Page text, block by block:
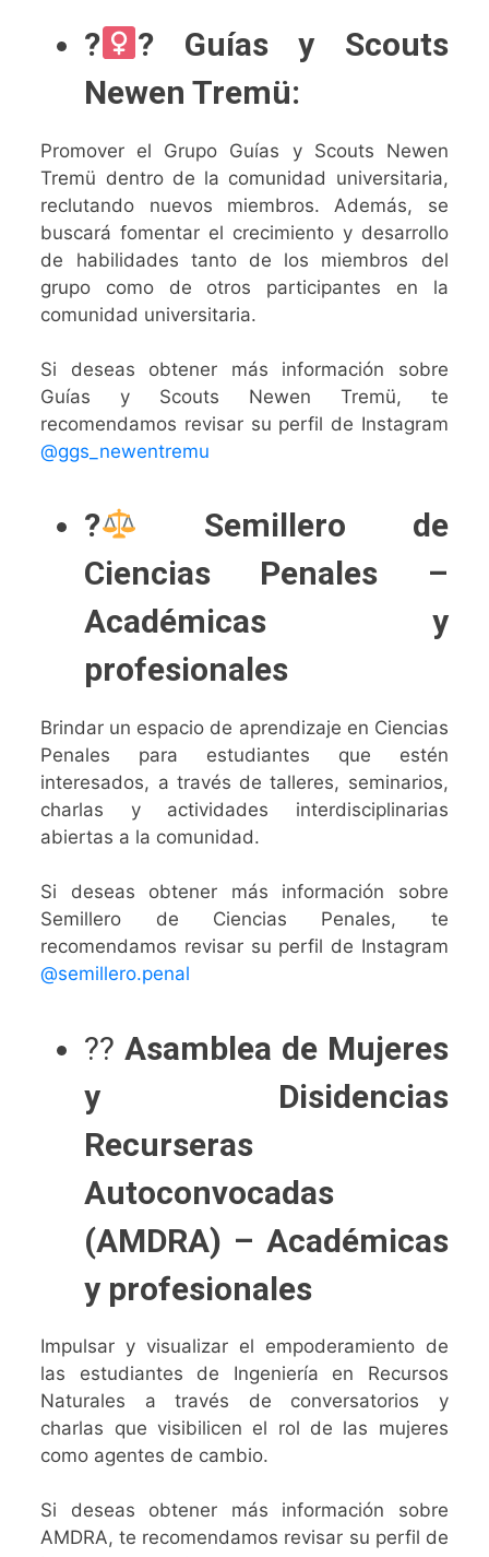
?‍
? Guías y Scouts
Newen Tremü:
Promover el Grupo Guías y Scouts Newen
Tremü dentro de la comunidad universitaria,
reclutando nuevos miembros. Además, se
buscará fomentar el crecimiento y desarrollo
de habilidades tanto de los miembros del
grupo como de otros participantes en la
comunidad universitaria.
Si deseas obtener más información sobre
Guías y Scouts Newen Tremü, te
recomendamos revisar su perfil de Instagram
@ggs_newentremu
?‍
Semillero de
Ciencias Penales –
Académicas y
profesionales
Brindar un espacio de aprendizaje en Ciencias
Penales para estudiantes que estén
interesados, a través de talleres, seminarios,
charlas y actividades interdisciplinarias
abiertas a la comunidad.
Si deseas obtener más información sobre
Semillero de Ciencias Penales, te
recomendamos revisar su perfil de Instagram
@semillero.penal
?? Asamblea de Mujeres
y Disidencias
Recurseras
Autoconvocadas
(AMDRA) – Académicas
y profesionales
Impulsar y visualizar el empoderamiento de
las estudiantes de Ingeniería en Recursos
Naturales a través de conversatorios y
charlas que visibilicen el rol de las mujeres
como agentes de cambio.
Si deseas obtener más información sobre
AMDRA, te recomendamos revisar su perfil de